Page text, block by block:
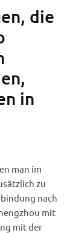
die
in
man im
zu
nach
mit
mit der